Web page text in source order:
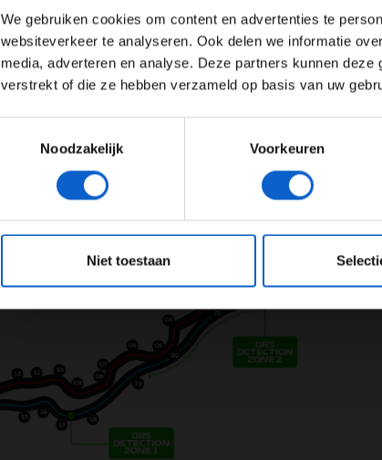
We gebruiken cookies om content en advertenties te
websiteverkeer te analyseren. Ook delen we informatie
media, adverteren en analyse. Deze partners kunnen
verstrekt of die ze hebben verzameld op basis van uw
Noodzakelijk
Voorkeuren
Niet toestaan
Het Jeddah
Toon alle
Toon alle
JONGER DAN 24
*Raadpleeg onsprivacybeleidvoor meer